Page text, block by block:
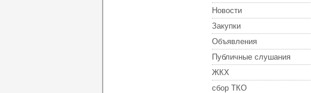
Новости
Закупки
Объявления
Публичные слушания
ЖКХ
сбор ТКО